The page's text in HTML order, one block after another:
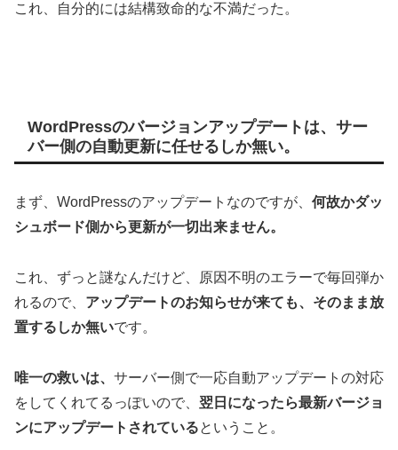
これ、自分的には結構致命的な不満だった。
WordPressのバージョンアップデートは、サー
バー側の自動更新に任せるしか無い。
まず、WordPressのアップデートなのですが、 何故かダッ
シュボード側から更新が一切出来ません。
これ、ずっと謎なんだけど、原因不明のエラーで毎回弾か
れるので、 アップデートのお知らせが来ても、そのまま放
置するしか無いです。
唯一の救いは、 サーバー側で一応自動アップデートの対応
をしてくれてるっぽいので、 翌日になったら最新バージョ
ンにアップデートされているということ。